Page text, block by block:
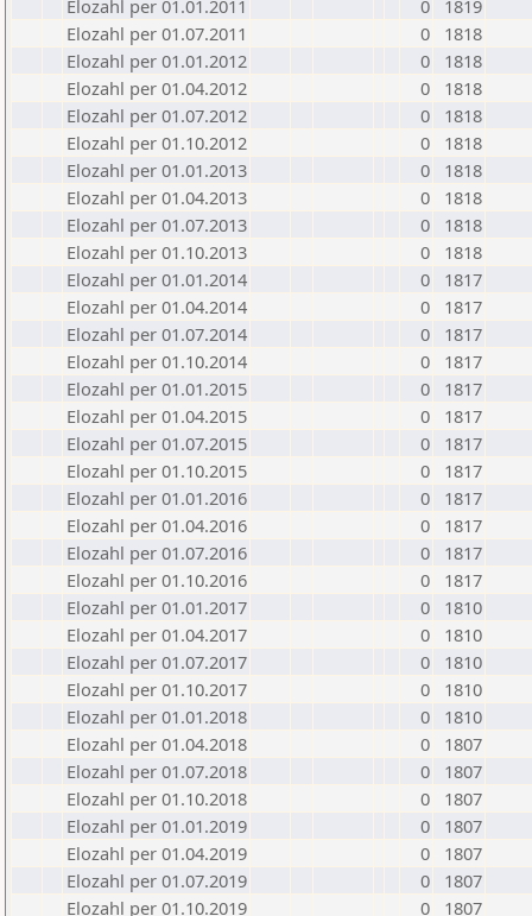
Elozahl per 01.01.2011
0
1819
Elozahl per 01.07.2011
0
1818
Elozahl per 01.01.2012
0
1818
Elozahl per 01.04.2012
0
1818
Elozahl per 01.07.2012
0
1818
Elozahl per 01.10.2012
0
1818
Elozahl per 01.01.2013
0
1818
Elozahl per 01.04.2013
0
1818
Elozahl per 01.07.2013
0
1818
Elozahl per 01.10.2013
0
1818
Elozahl per 01.01.2014
0
1817
Elozahl per 01.04.2014
0
1817
Elozahl per 01.07.2014
0
1817
Elozahl per 01.10.2014
0
1817
Elozahl per 01.01.2015
0
1817
Elozahl per 01.04.2015
0
1817
Elozahl per 01.07.2015
0
1817
Elozahl per 01.10.2015
0
1817
Elozahl per 01.01.2016
0
1817
Elozahl per 01.04.2016
0
1817
Elozahl per 01.07.2016
0
1817
Elozahl per 01.10.2016
0
1817
Elozahl per 01.01.2017
0
1810
Elozahl per 01.04.2017
0
1810
Elozahl per 01.07.2017
0
1810
Elozahl per 01.10.2017
0
1810
Elozahl per 01.01.2018
0
1810
Elozahl per 01.04.2018
0
1807
Elozahl per 01.07.2018
0
1807
Elozahl per 01.10.2018
0
1807
Elozahl per 01.01.2019
0
1807
Elozahl per 01.04.2019
0
1807
Elozahl per 01.07.2019
0
1807
Elozahl per 01.10.2019
0
1807